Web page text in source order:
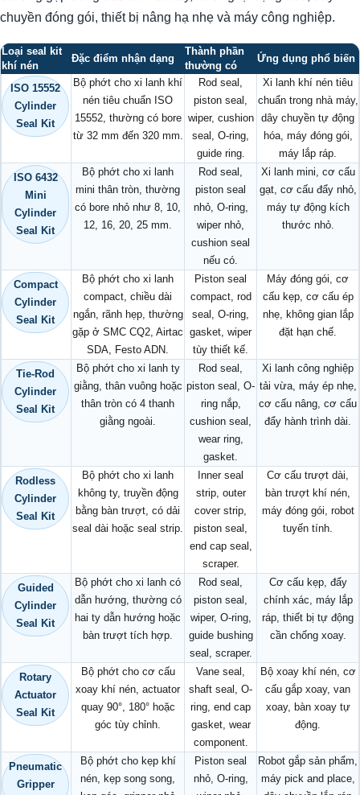
chuyền đóng gói, thiết bị nâng hạ nhẹ và máy công nghiệp.
Loại seal kit
khí nén
Đặc điểm nhận dạng
Thành phần
thường có
Ứng dụng phổ biến
ISO 15552
Cylinder
Seal Kit
Bộ phớt cho xi lanh khí
nén tiêu chuẩn ISO
15552, thường có bore
từ 32 mm đến 320 mm.
Rod seal,
piston seal,
wiper, cushion
seal, O-ring,
guide ring.
Xi lanh khí nén tiêu
chuẩn trong nhà máy,
dây chuyền tự động
hóa, máy đóng gói,
máy lắp ráp.
ISO 6432
Mini
Cylinder
Seal Kit
Bộ phớt cho xi lanh
mini thân tròn, thường
có bore nhỏ như 8, 10,
12, 16, 20, 25 mm.
Rod seal,
piston seal
nhỏ, O-ring,
wiper nhỏ,
cushion seal
nếu có.
Xi lanh mini, cơ cấu
gạt, cơ cấu đẩy nhỏ,
máy tự động kích
thước nhỏ.
Compact
Cylinder
Seal Kit
Bộ phớt cho xi lanh
compact, chiều dài
ngắn, rãnh hẹp, thường
gặp ở SMC CQ2, Airtac
SDA, Festo ADN.
Piston seal
compact, rod
seal, O-ring,
gasket, wiper
tùy thiết kế.
Máy đóng gói, cơ
cấu kẹp, cơ cấu ép
nhẹ, không gian lắp
đặt hạn chế.
Tie-Rod
Cylinder
Seal Kit
Bộ phớt cho xi lanh ty
giằng, thân vuông hoặc
thân tròn có 4 thanh
giằng ngoài.
Rod seal,
piston seal, O-
ring nắp,
cushion seal,
wear ring,
gasket.
Xi lanh công nghiệp
tải vừa, máy ép nhẹ,
cơ cấu nâng, cơ cấu
đẩy hành trình dài.
Rodless
Cylinder
Seal Kit
Bộ phớt cho xi lanh
không ty, truyền động
bằng bàn trượt, có dải
seal dài hoặc seal strip.
Inner seal
strip, outer
cover strip,
piston seal,
end cap seal,
scraper.
Cơ cấu trượt dài,
bàn trượt khí nén,
máy đóng gói, robot
tuyến tính.
Guided
Cylinder
Seal Kit
Bộ phớt cho xi lanh có
dẫn hướng, thường có
hai ty dẫn hướng hoặc
bàn trượt tích hợp.
Rod seal,
piston seal,
wiper, O-ring,
guide bushing
seal, scraper.
Cơ cấu kẹp, đẩy
chính xác, máy lắp
ráp, thiết bị tự động
cần chống xoay.
Rotary
Actuator
Seal Kit
Bộ phớt cho cơ cấu
xoay khí nén, actuator
quay 90°, 180° hoặc
góc tùy chỉnh.
Vane seal,
shaft seal, O-
ring, end cap
gasket, wear
component.
Bộ xoay khí nén, cơ
cấu gắp xoay, van
xoay, bàn xoay tự
động.
Pneumatic
Gripper
Bộ phớt cho kẹp khí
nén, kẹp song song,
Piston seal
nhỏ, O-ring,
Robot gắp sản phẩm,
máy pick and place,